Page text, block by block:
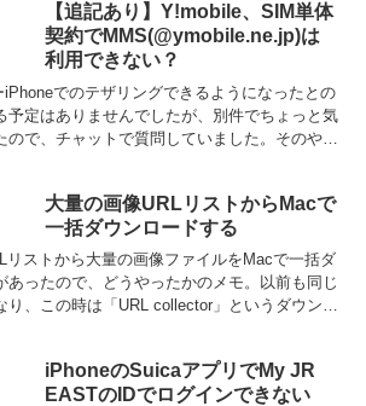
【追記あり】Y!mobile、SIM単体
契約でMMS(@ymobile.ne.jp)は
利用できない？
でのテザリングできるようになったとの
予定はありませんでしたが、別件でちょっと気
ので、チャットで質問していました。そのやり
大量の画像URLリストからMacで
一括ダウンロードする
リストから大量の画像ファイルをMacで一括ダ
あったので、どうやったかのメモ。以前も同じ
り、この時は「URL collector」というダウンロ
iPhoneのSuicaアプリでMy JR
EASTのIDでログインできない